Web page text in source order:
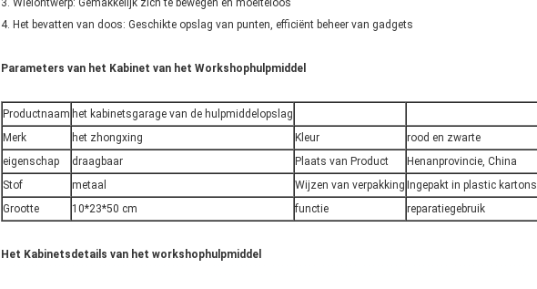
3. Wielontwerp: Gemakkelijk zich te bewegen en moeiteloos
4. Het bevatten van doos: Geschikte opslag van punten, efficiënt beheer van gadgets
Parameters van het Kabinet van het Workshophulpmiddel
Productnaam het kabinetsgarage van de hulpmiddelopslag
Merk
het zhongxing Kleur
rood en zwarte
eigenschap
draagbaar Plaats van Product
Henanprovincie, China
Stof
metaal Wijzen van verpakking Ingepakt in plastic kartons
Grootte
10*23*50 cm functie reparatiegebruik
Het Kabinetsdetails van het workshophulpmiddel